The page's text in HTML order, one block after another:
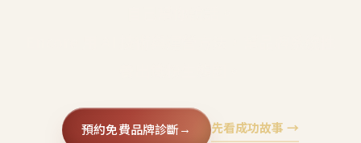
預約免費品牌診斷→ 先看成功故事 →